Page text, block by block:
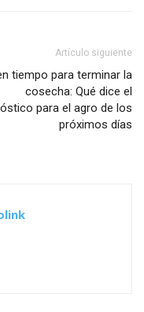
Artículo siguiente
tiempo para terminar la
cosecha: Qué dice el
para el agro de los
próximos días